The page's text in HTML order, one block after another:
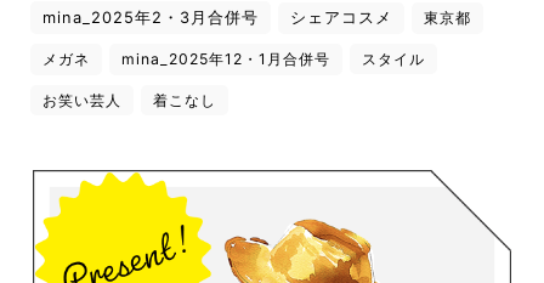
mina_2025年2・3月合併号 シェアコスメ 東京都
メガネ mina_2025年12・1月合併号 スタイル
お笑い芸人 着こなし